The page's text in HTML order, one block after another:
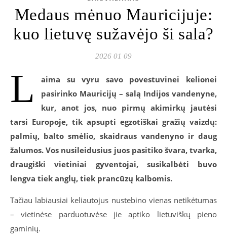
Medaus mėnuo Mauricijuje:
kuo lietuvę sužavėjo ši sala?
2026 01 09
L
aima su vyru savo povestuvinei kelionei
pasirinko Mauricijų – salą Indijos vandenyne,
kur, anot jos, nuo pirmų akimirkų jautėsi
tarsi Europoje, tik apsupti egzotiškai gražių vaizdų:
palmių, balto smėlio, skaidraus vandenyno ir daug
žalumos. Vos nusileidusius juos pasitiko švara, tvarka,
draugiški vietiniai gyventojai, susikalbėti buvo
lengva tiek anglų, tiek prancūzų kalbomis.
Tačiau labiausiai keliautojus nustebino vienas netikėtumas
– vietinėse parduotuvėse jie aptiko lietuviškų pieno
gaminių.